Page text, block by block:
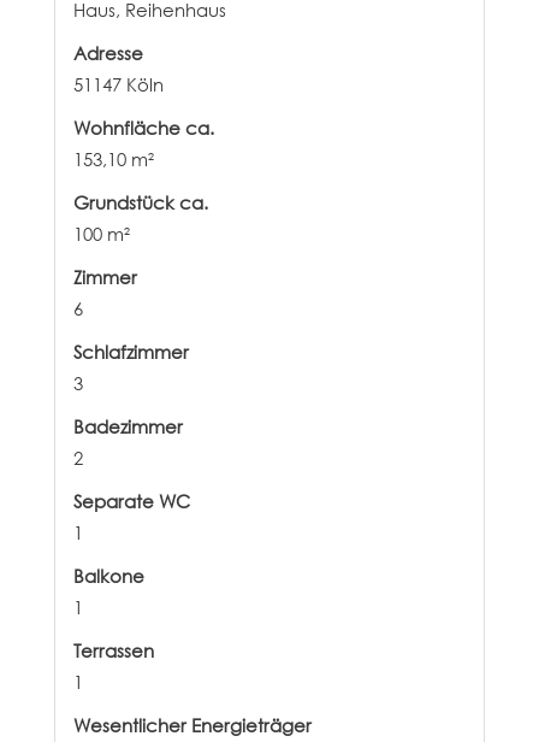
Haus, Reihenhaus
Adresse
51147 Köln
Wohnfläche ca.
153,10 m²
Grund­stück ca.
100 m²
Zimmer
6
Schlafzimmer
3
Badezimmer
2
Separate WC
1
Balkone
1
Terrassen
1
Wesentlicher Energieträger